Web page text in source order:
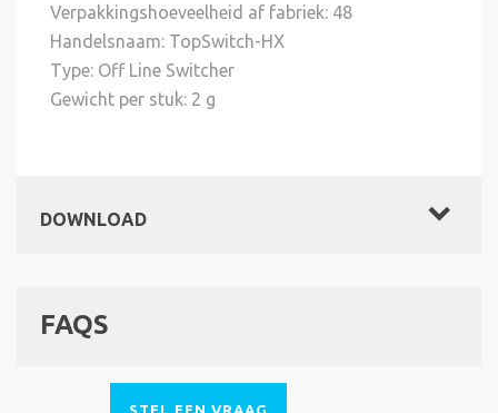
Verpakkingshoeveelheid af fabriek: 48
Handelsnaam: TopSwitch-HX
Type: Off Line Switcher
Gewicht per stuk: 2 g
DOWNLOAD
FAQS
STEL EEN VRAAG